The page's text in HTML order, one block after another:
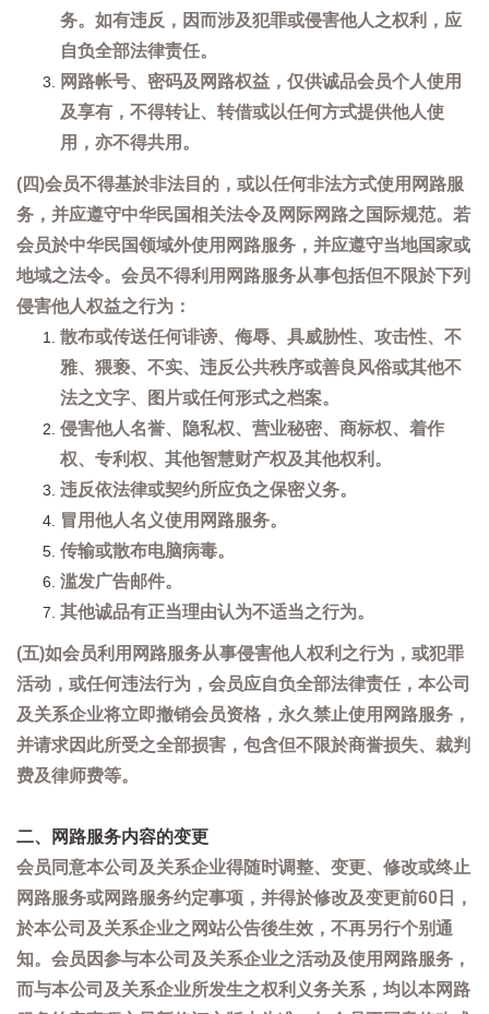
务。如有违反，因而涉及犯罪或侵害他人之权利，应
自负全部法律责任。
网路帐号、密码及网路权益，仅供诚品会员个人使用
及享有，不得转让、转借或以任何方式提供他人使
用，亦不得共用。
(四)会员不得基於非法目的，或以任何非法方式使用网路服
务，并应遵守中华民国相关法令及网际网路之国际规范。若
会员於中华民国领域外使用网路服务，并应遵守当地国家或
地域之法令。会员不得利用网路服务从事包括但不限於下列
侵害他人权益之行为：
散布或传送任何诽谤、侮辱、具威胁性、攻击性、不
雅、猥亵、不实、违反公共秩序或善良风俗或其他不
法之文字、图片或任何形式之档案。
侵害他人名誉、隐私权、营业秘密、商标权、着作
权、专利权、其他智慧财产权及其他权利。
违反依法律或契约所应负之保密义务。
冒用他人名义使用网路服务。
传输或散布电脑病毒。
滥发广告邮件。
其他诚品有正当理由认为不适当之行为。
(五)如会员利用网路服务从事侵害他人权利之行为，或犯罪
活动，或任何违法行为，会员应自负全部法律责任，本公司
及关系企业将立即撤销会员资格，永久禁止使用网路服务，
并请求因此所受之全部损害，包含但不限於商誉损失、裁判
费及律师费等。
二、网路服务内容的变更
会员同意本公司及关系企业得随时调整、变更、修改或终止
网路服务或网路服务约定事项，并得於修改及变更前60日，
於本公司及关系企业之网站公告後生效，不再另行个别通
知。会员因参与本公司及关系企业之活动及使用网路服务，
而与本公司及关系企业所发生之权利义务关系，均以本网路